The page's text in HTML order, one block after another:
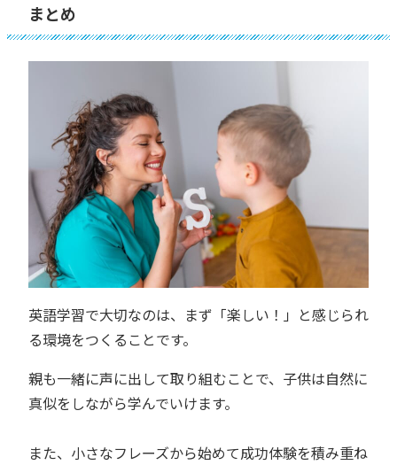
まとめ
英語学習で大切なのは、まず「楽しい！」と感じられ
る環境をつくることです。
親も一緒に声に出して取り組むことで、子供は自然に
真似をしながら学んでいけます。
また、小さなフレーズから始めて成功体験を積み重ね